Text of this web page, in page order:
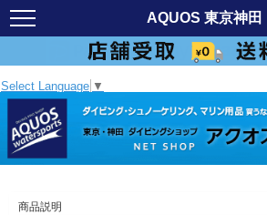
AQUOS 東京神田
Select Language ▼
商品説明